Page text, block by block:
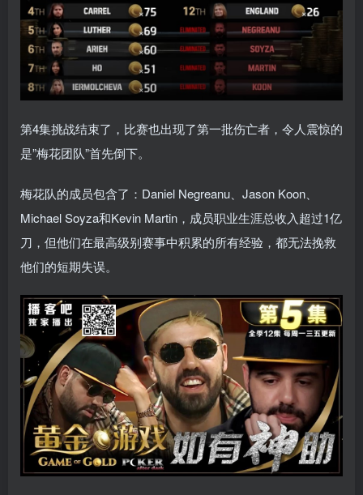
第4集挑战结束了，比赛也出现了第一批伤亡者，令人震惊的
是”梅花团队”首先倒下。
梅花队的成员包含了：Daniel Negreanu、Jason Koon、
Michael Soyza和Kevin Martin，成员职业生涯总收入超过1亿
刀，但他们在最高级别赛事中积累的所有经验，都无法挽救
他们的短期失误。